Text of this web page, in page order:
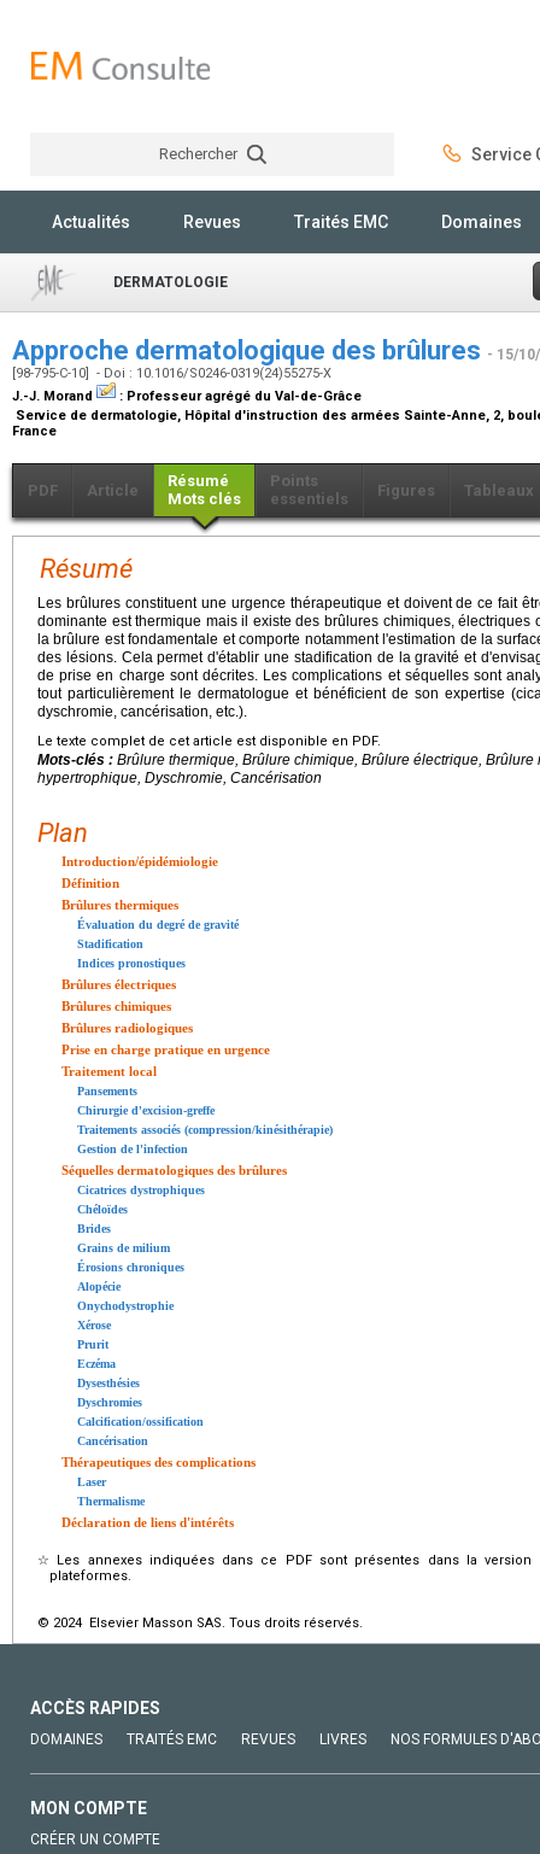
Rechercher Service
Actualités Revues Traités EMC Domaines
DERMATOLOGIE
Approche dermatologique des brûlures - 15/
[98-795-C-10] - Doi : 10.1016/S0246-0319(24)55275-X
J.-J. Morand
: Professeur agrégé du Val-de-Grâce
Service de dermatologie, Hôpital d'instruction des armées Sainte-Anne, 2,
France
PDF Article
Résumé
Mots clés
Points
essentiels
Figures Tableaux
Résumé
Les brûlures constituent une urgence thérapeutique et doivent de ce fait
dominante est thermique mais il existe des brûlures chimiques,
la brûlure est fondamentale et comporte notamment l'estimation de la
des lésions. Cela permet d'établir une stadification de la gravité et
de prise en charge sont décrites. Les complications et séquelles sont
tout particulièrement le dermatologue et bénéficient de son expertise
dyschromie, cancérisation, etc.).
Le texte complet de cet article est disponible en PDF.
Mots-clés : Brûlure thermique, Brûlure chimique, Brûlure électrique,
hypertrophique, Dyschromie, Cancérisation
Plan
Introduction/épidémiologie
Définition
Brûlures thermiques
Évaluation du degré de gravité
Stadification
Indices pronostiques
Brûlures électriques
Brûlures chimiques
Brûlures radiologiques
Prise en charge pratique en urgence
Traitement local
Pansements
Chirurgie d'excision-greffe
Traitements associés (compression/kinésithérapie)
Gestion de l'infection
Séquelles dermatologiques des brûlures
Cicatrices dystrophiques
Chéloïdes
Brides
Grains de milium
Érosions chroniques
Alopécie
Onychodystrophie
Xérose
Prurit
Eczéma
Dysesthésies
Dyschromies
Calcification/ossification
Cancérisation
Thérapeutiques des complications
Laser
Thermalisme
Déclaration de liens d'intérêts
☆
Les annexes indiquées dans ce PDF sont présentes dans la
plateformes.
© 2024 Elsevier Masson SAS. Tous droits réservés.
ACCÈS RAPIDES
DOMAINES TRAITÉS EMC REVUES LIVRES NOS FORMULES
MON COMPTE
CRÉER UN COMPTE